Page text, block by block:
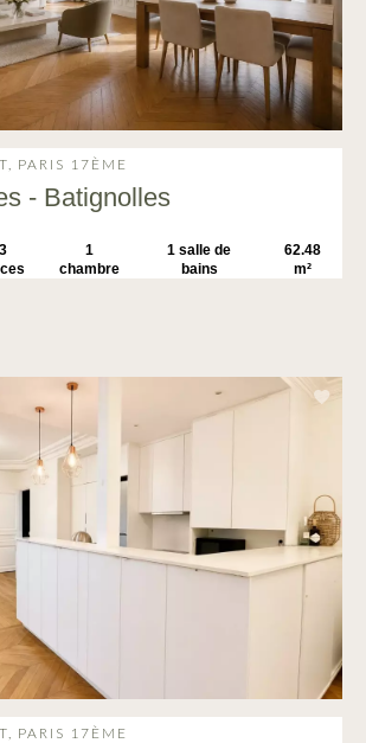
PARIS 17ÈME
- Batignolles
3
1
chambre
1 salle de
bains
62.48
m²
PARIS 17ÈME